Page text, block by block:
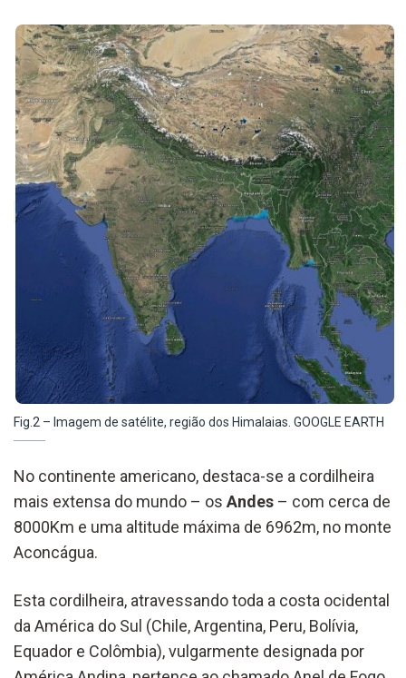
Fig.2 – Imagem de satélite, região dos Himalaias. GOOGLE EARTH
No continente americano, destaca-se a cordilheira
mais extensa do mundo – os Andes – com cerca de
8000Km e uma altitude máxima de 6962m, no monte
Aconcágua.
Esta cordilheira, atravessando toda a costa ocidental
da América do Sul (Chile, Argentina, Peru, Bolívia,
Equador e Colômbia), vulgarmente designada por